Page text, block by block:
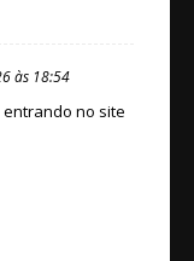
às 18:54
no site